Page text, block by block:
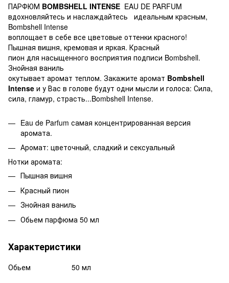
ПАРФЮМ BOMBSHELL INTENSE EAU DE PARFUM
вдохновляйтесь и наслаждайтесь идеальным красным,
Bombshell Intense
воплощает в себе все цветовые оттенки красного!
Пышная вишня, кремовая и яркая. Красный
пион для насыщенного восприятия подписи Bombshell.
Знойная ваниль
окутывает аромат теплом. Закажите аромат Bombshell
Intense и у Вас в голове будут одни мысли и голоса: Сила,
сила, гламур, страсть...Bombshell Intense.
Eau de Parfum самая концентрированная версия
аромата.
Аромат: цветочный, сладкий и сексуальный
Нотки аромата:
Пышная вишня
Красный пион
Знойная ваниль
Обьем парфюма 50 мл
Характеристики
Обьем 50 мл